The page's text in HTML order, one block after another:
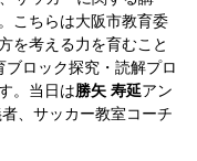
メ
マッチデープログラム
ガイド 公式アプリ
ド
サポートスタッフ
招待券引換方法 先行入場
こちらは大阪市教育委
を考える力を育むこと
ロック探究・読解プロ
。当日は勝矢 寿延アン
、サッカー教室コーチ